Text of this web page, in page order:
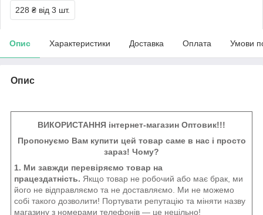
228 ₴ від 3 шт.
Опис Характеристики Доставка Оплата Умови
Опис
ВИКОРИСТАННЯ інтернет-магазин Оптовик!!!
Пропонуємо Вам купити цей товар саме в нас і просто
зараз! Чому?
1. Ми завжди перевіряємо товар на
працездатність. Якщо товар не робочий або має брак, ми
його не відправляємо та не доставляємо. Ми не можемо
собі такого дозволити! Портувати репутацію та міняти назву
магазину з номерами телефонів — це нецільно!